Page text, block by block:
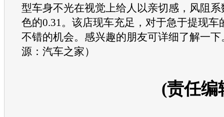
型车身不光在视觉上给人以亲切感，风阻
色的0.31。该店现车充足，对于急于提现车
不错的机会。感兴趣的朋友可详细了解一
源：汽车之家）
(责任编